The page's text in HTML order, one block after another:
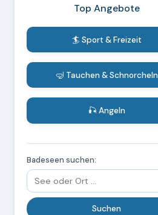
Top Angebote
🏄 Sport & Freizeit
🤿 Tauchen & Schnorcheln
🎣 Angeln
Badeseen suchen: